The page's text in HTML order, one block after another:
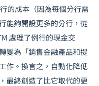
的成本（因為每個分行需
能夠開設更多的分行，從
處理了例行的現金交
變為「銷售金融產品和提
。換言之，自動化降低
最終創造了比它取代的更